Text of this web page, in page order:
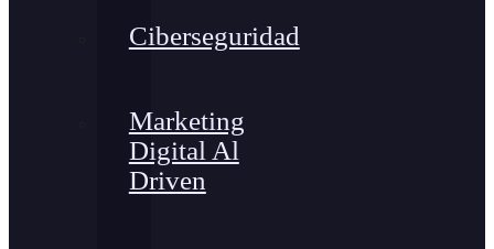
Ciberseguridad
Marketing
Digital Al
Driven